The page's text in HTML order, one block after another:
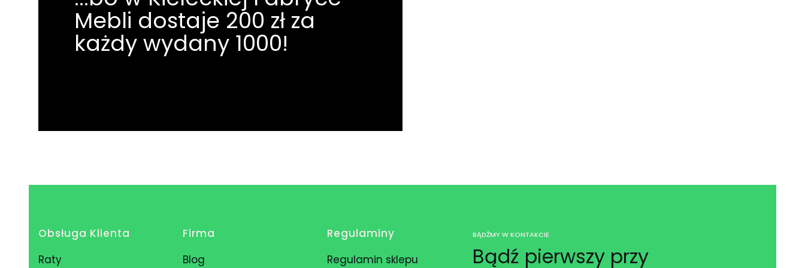
Mebli dostaje 200 zł za
każdy wydany 1000!
Linki w stopce
Obsługa Klienta
Raty
Firma
Blog
Regulaminy
Regulamin sklepu
BĄDŹMY W KONTAKCIE
Bądź pierwszy przy